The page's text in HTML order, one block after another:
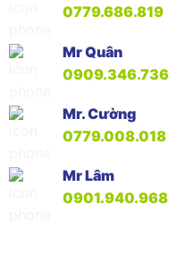
0779.686.819
Mr Quân
0909.346.736
Mr. Cường
0779.008.018
Mr Lâm
0901.940.968